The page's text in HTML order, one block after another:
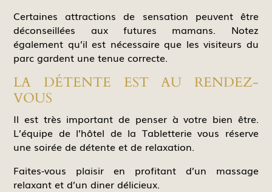
Certaines attractions de sensation peuvent être
déconseillées aux futures mamans. Notez
également qu’il est nécessaire que les visiteurs du
parc gardent une tenue correcte.
LA DÉTENTE EST AU RENDEZ-
VOUS
Il est très important de penser à votre bien être.
L’équipe de l’hôtel de la Tabletterie vous réserve
une soirée de détente et de relaxation.
Faites-vous plaisir en profitant d’un massage
relaxant et d’un diner délicieux.